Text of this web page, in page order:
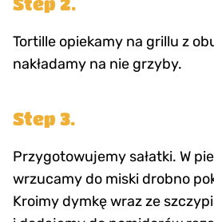
Tortille opiekamy na grillu z
nakładamy na nie grzyby.
Step 3.
Przygotowujemy sałatki. W
wrzucamy do miski drobno
Kroimy dymkę wraz ze